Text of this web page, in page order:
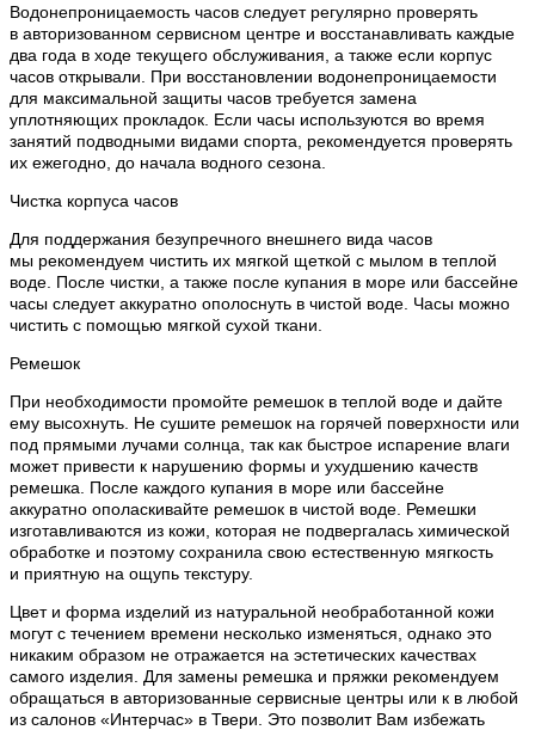
Водонепроницаемость часов следует регулярно проверять
в авторизованном сервисном центре и восстанавливать каждые
два года в ходе текущего обслуживания, а также если корпус
часов открывали. При восстановлении водонепроницаемости
для максимальной защиты часов требуется замена
уплотняющих прокладок. Если часы используются во время
занятий подводными видами спорта, рекомендуется проверять
их ежегодно, до начала водного сезона.
Чистка корпуса часов
Для поддержания безупречного внешнего вида часов
мы рекомендуем чистить их мягкой щеткой с мылом в теплой
воде. После чистки, а также после купания в море или бассейне
часы следует аккуратно ополоснуть в чистой воде. Часы можно
чистить с помощью мягкой сухой ткани.
Ремешок
При необходимости промойте ремешок в теплой воде и дайте
ему высохнуть. Не сушите ремешок на горячей поверхности или
под прямыми лучами солнца, так как быстрое испарение влаги
может привести к нарушению формы и ухудшению качеств
ремешка. После каждого купания в море или бассейне
аккуратно ополаскивайте ремешок в чистой воде. Ремешки
изготавливаются из кожи, которая не подвергалась химической
обработке и поэтому сохранила свою естественную мягкость
и приятную на ощупь текстуру.
Цвет и форма изделий из натуральной необработанной кожи
могут с течением времени несколько изменяться, однако это
никаким образом не отражается на эстетических качествах
самого изделия. Для замены ремешка и пряжки рекомендуем
обращаться в авторизованные сервисные центры или к в любой
из салонов «Интерчас» в Твери. Это позволит Вам избежать